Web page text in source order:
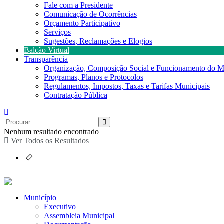
Fale com a Presidente
Comunicação de Ocorrências
Orçamento Participativo
Serviços
Sugestões, Reclamações e Elogios
Balcão Virtual
Transparência
Organização, Composição Social e Funcionamento do
Programas, Planos e Protocolos
Regulamentos, Impostos, Taxas e Tarifas Municipais
Contratação Pública
Nenhum resultado encontrado
Ver Todos os Resultados
Município
Executivo
Assembleia Municipal